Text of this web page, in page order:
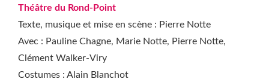
Théâtre du Rond-Point
Texte, musique et mise en scène : Pierre Notte
Avec : Pauline Chagne, Marie Notte, Pierre Notte,
Clément Walker-Viry
Costumes : Alain Blanchot